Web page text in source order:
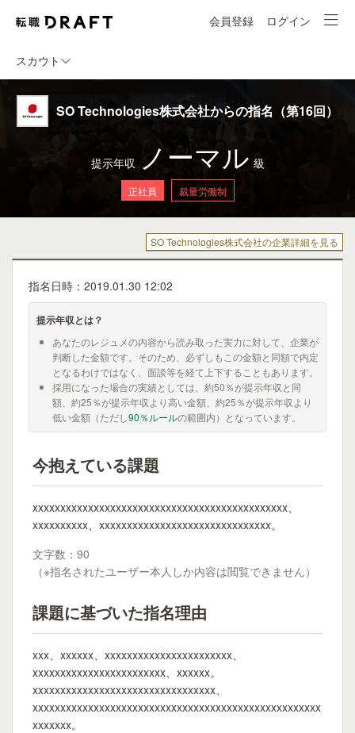
会員登録 ログイン
スカウト
SO Technologies株式会社からの指名（第16回）
提示年収 ノーマル 級
正社員 裁量労働制
SO Technologies株式会社の企業詳細を見る
指名日時：2019.01.30 12:02
提示年収とは？
あなたのレジュメの内容から読み取った実力に対して、企業が
判断した金額です。そのため、必ずしもこの金額と同額で内定
となるわけではなく、面談等を経て上下することもあります。
採用になった場合の実績としては、約50％が提示年収と同
額、約25％が提示年収より高い金額、約25％が提示年収より
低い金額（ただし90％ルールの範囲内）となっています。
今抱えている課題
xxxxxxxxxxxxxxxxxxxxxxxxxxxxxxxxxxxxxxxxxxxxxx、
xxxxxxxxxx、xxxxxxxxxxxxxxxxxxxxxxxxxxxxxxx。
文字数：90
（※指名されたユーザー本人しか内容は閲覧できません）
課題に基づいた指名理由
xxx、xxxxxx、xxxxxxxxxxxxxxxxxxxxxxx、
xxxxxxxxxxxxxxxxxxxxxxxx、xxxxxx。
xxxxxxxxxxxxxxxxxxxxxxxxxxxxxxxxx、
xxxxxxxxxxxxxxxxxxxxxxxxxxxxxxxxxxxxxxxxxxxxxxxxxxxx
xxxxxxx。